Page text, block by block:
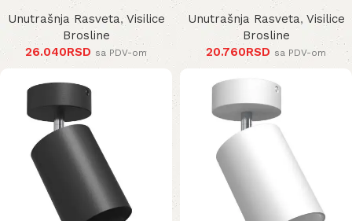
Unutrašnja Rasveta,Visilice
Brosline
26.040RSD sa PDV-om
Unutrašnja Rasveta,Visilice
Brosline
20.760RSD sa PDV-om